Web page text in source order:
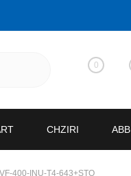
0
CHZIRI ABB
400-INU-T4-643+STO